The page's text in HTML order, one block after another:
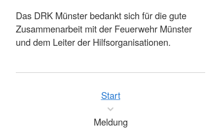
Das DRK Münster bedankt sich für die gute
Zusammenarbeit mit der Feuerwehr Münster
und dem Leiter der Hilfsorganisationen.
Start
Meldung